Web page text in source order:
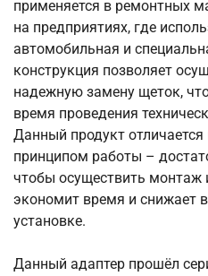
применяется в ремонтных
на предприятиях, где
автомобильная и
конструкция позволяет
надежную замену щеток,
время проведения
Данный продукт
принципом работы –
чтобы осуществить
экономит время и снижает
установке.
Данный адаптер прошёл